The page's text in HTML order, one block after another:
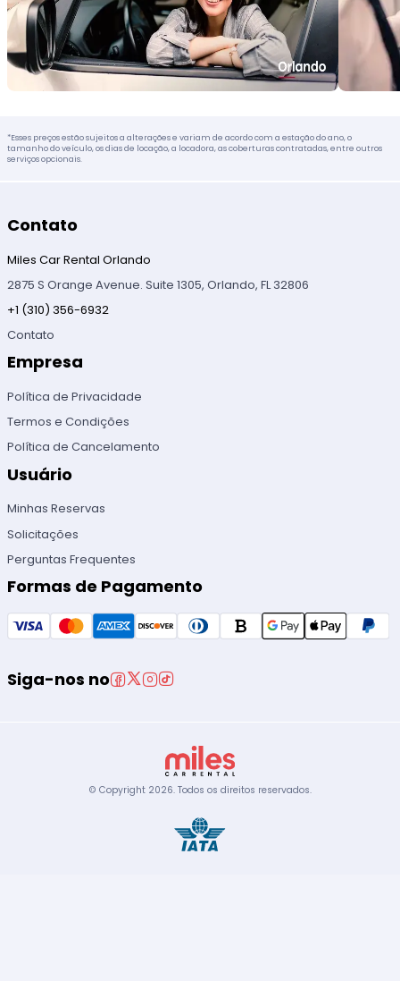
*Esses preços estão sujeitos a alterações e variam de acordo com a estação do ano, o
tamanho do veículo, os dias de locação, a locadora, as coberturas contratadas, entre outros
serviços opcionais.
Contato
Miles Car Rental Orlando
2875 S Orange Avenue. Suite 1305, Orlando, FL 32806
+1 (310) 356-6932
Contato
Empresa
Política de Privacidade
Termos e Condições
Política de Cancelamento
Usuário
Minhas Reservas
Solicitações
Perguntas Frequentes
Formas de Pagamento
Siga-nos no
© Copyright 2026. Todos os direitos reservados.